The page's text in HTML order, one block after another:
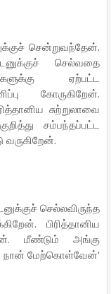
சென்றுவந்தேன்.
செல்வதை
ஏற்பட்ட
கோருகிறேன்.
சுற்றுலாவை
சம்பந்தப்பட்ட
செல்லவிருந்த
பிரித்தானிய
மீண்டும் அங்கு
நான் மேற்கொள்வேன்'